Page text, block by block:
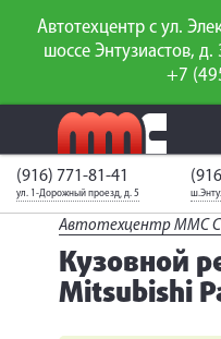
Автотехцентр с ул.
шоссе Энтузиастов, д.
+7
Калькулятор
ТО
Ваш автомобиль
неизвестен
(916) 771-81-41
ул. 1-Дорожный проезд, д. 5
Автотехцентр MMC
Кузовной
Mitsubishi